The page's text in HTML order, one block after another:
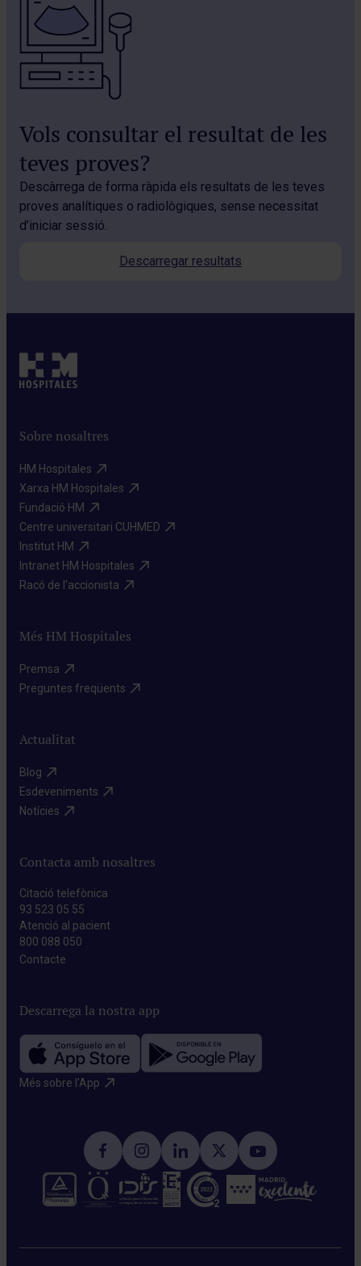
Vols consultar el resultat de les
teves proves?
Descàrrega de forma ràpida els resultats de les teves
proves analítiques o radiològiques, sense necessitat
d’iniciar sessió.
Descarregar resultats
Sobre nosaltres
HM Hospitales​
Xarxa HM Hospitales​
Fundació HM​
Centre universitari CUHMED​
Institut HM​
Intranet HM Hospitales​
Racó de l'accionista​
Més HM Hospitales
Premsa​
Preguntes freqüents​
Actualitat
Blog​
Esdeveniments​
Notícies​
Contacta amb nosaltres
Citació telefònica
93 523 05 55
Atenció al pacient
800 088 050
Contacte​
Descarrega la nostra app
Més sobre l’App​